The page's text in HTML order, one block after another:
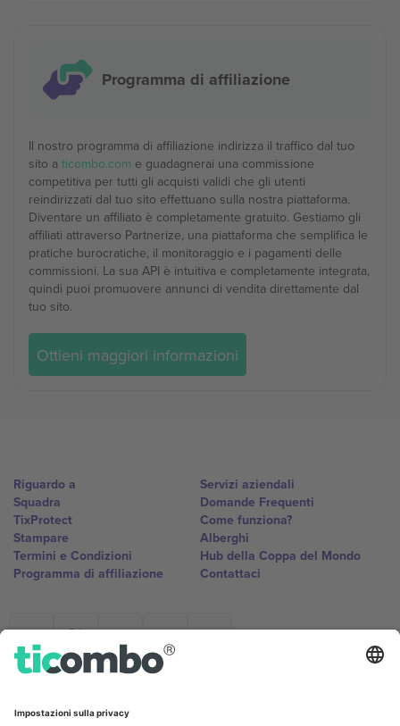
Programma di affiliazione
Il nostro programma di affiliazione indirizza il traffico dal tuo
sito a ticombo.com e guadagnerai una commissione
competitiva per tutti gli acquisti validi che gli utenti
reindirizzati dal tuo sito effettuano sulla nostra piattaforma.
Diventare un affiliato è completamente gratuito. Gestiamo gli
affiliati attraverso Partnerize, una piattaforma che semplifica le
pratiche burocratiche, il monitoraggio e i pagamenti delle
commissioni. La sua API è intuitiva e completamente integrata,
quindi puoi promuovere annunci di vendita direttamente dal
tuo sito.
Ottieni maggiori informazioni
Riguardo a
Squadra
TixProtect
Stampare
Termini e Condizioni
Programma di affiliazione
Servizi aziendali
Domande Frequenti
Come funziona?
Alberghi
Hub della Coppa del Mondo
Contattaci